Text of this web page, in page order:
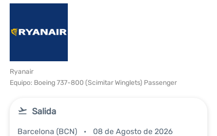
Ryanair
Equipo: Boeing 737-800 (Scimitar Winglets) Passenger
Salida
Barcelona (BCN) 08 de Agosto de 2026